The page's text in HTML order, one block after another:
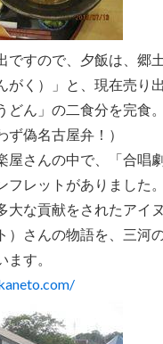
ですので、夕飯は、郷
がく）」と、現在売り
どん」の二食分を完食
ず偽名古屋弁！）
屋さんの中で、「合
フレットがありました。
大な貢献をされたアイ
）さんの物語を、三河
ます。